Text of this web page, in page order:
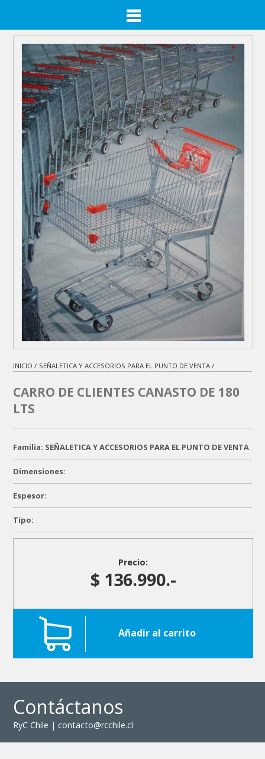
INICIO / SEÑALETICA Y ACCESORIOS PARA EL PUNTO DE VENTA /
CARRO DE CLIENTES CANASTO DE 180
LTS
Familia: SEÑALETICA Y ACCESORIOS PARA EL PUNTO DE VENTA
Dimensiones:
Espesor:
Tipo:
Precio:
$ 136.990.-
Añadir al carrito
Contáctanos
RyC Chile | contacto@rcchile.cl